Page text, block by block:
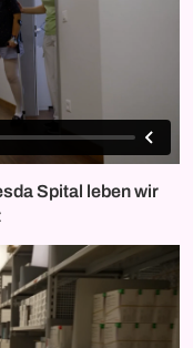
Spital leben wir